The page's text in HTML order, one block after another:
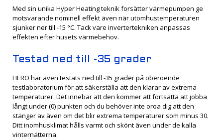
Med sin unika Hyper Heating teknik forsätter värmepumpen ge
motsvarande nominell effekt även när utomhustemperaturen
sjunker ner till -15 °C. Tack vare invertertekniken anpassas
effekten efter husets värmebehov.
Testad ned till -35 grader
HERO har även testats ned till -35 grader på oberoende
testlaboratorium för att säkerställa att den klarar av extrema
temperaturer. Det innebär att den kommer att fortsätta att jobba
långt under (0) punkten och du behöver inte oroa dig att den
stänger av även om det blir extrema temperaturer som minus 30.
Ditt inomhusklimat hålls varmt och skönt även under de kalla
vinternätterna.